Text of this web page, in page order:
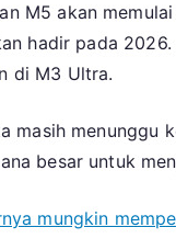
M5 akan
hadir pada
di M3 Ultra.
masih menunggu
besar untuk
mungkin